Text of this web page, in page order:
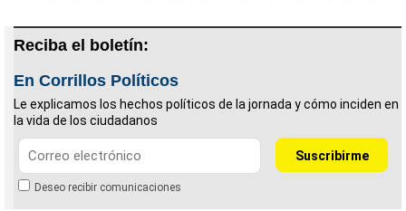
Reciba el boletín:
En Corrillos Políticos
Le explicamos los hechos políticos de la jornada y cómo inciden en
la vida de los ciudadanos
Deseo recibir comunicaciones